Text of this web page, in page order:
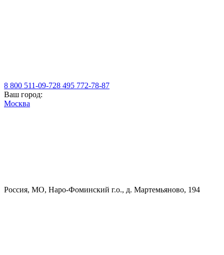
8 800 511-09-728 495 772-78-87
Ваш город:
Москва
Россия, МO, Наро-Фоминский г.о., д. Мартемьяново, 194